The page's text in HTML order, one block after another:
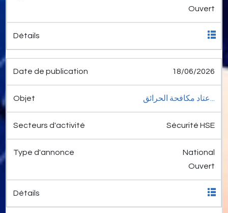
Ouvert
18/06/2026
عتاد مكافحة الحرائق...
Sécurité HSE
National
Ouvert